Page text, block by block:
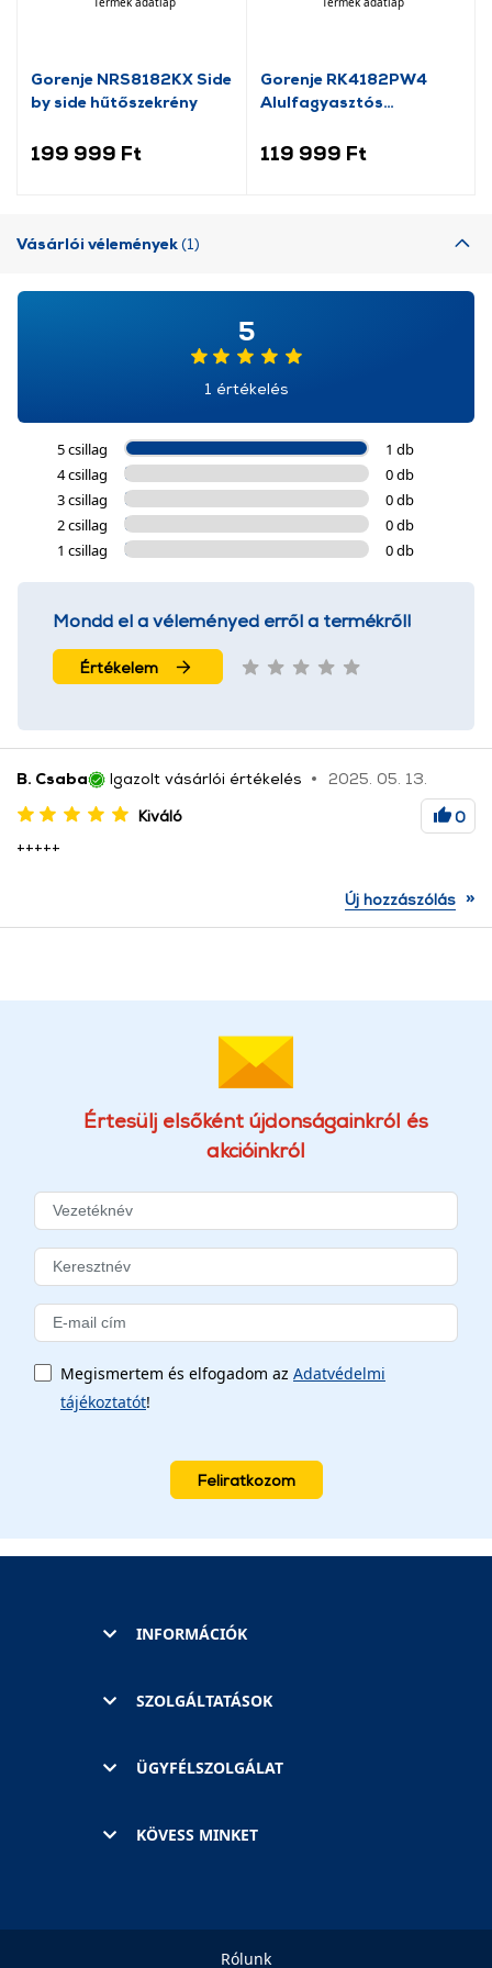
Gorenje NRS8182KX Side
by side hűtőszekrény
199 999 Ft
Gorenje RK4182PW4
Alulfagyasztós
119 999 Ft
Vásárlói vélemények(1)
5
1 értékelés
5 csillag
1 db
4 csillag
0 db
3 csillag
0 db
2 csillag
0 db
1 csillag
0 db
Mondd el a véleményed erről a termékről!
Értékelem
B. Csaba Igazolt vásárlói értékelés
2025. 05. 13.
Kiváló
0
+++++
Új hozzászólás »
Értesülj elsőként újdonságainkról és
akcióinkról
Megismertem és elfogadom az Adatvédelmi
tájékoztatót!
Feliratkozom
INFORMÁCIÓK
SZOLGÁLTATÁSOK
ÜGYFÉLSZOLGÁLAT
KÖVESS MINKET
Rólunk